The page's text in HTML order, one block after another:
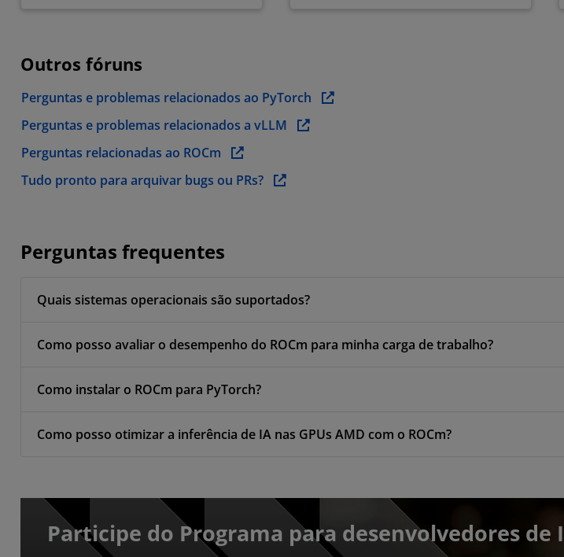
Outros fóruns
Perguntas e problemas relacionados ao PyTorch
Perguntas e problemas relacionados a vLLM
Perguntas relacionadas ao ROCm
Tudo pronto para arquivar bugs ou PRs?
Perguntas frequentes
Quais sistemas operacionais são suportados?
Como posso avaliar o desempenho do ROCm para minha carga de trabalho?
Como instalar o ROCm para PyTorch?
Como posso otimizar a inferência de IA nas GPUs AMD com o ROCm?
Participe do Programa para desenvolvedores de